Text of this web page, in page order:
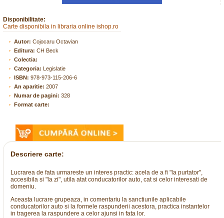
Disponibilitate:
Carte disponibila in libraria online ishop.ro
Autor: Cojocaru Octavian
Editura: CH Beck
Colectia:
Categoria: Legislatie
ISBN: 978-973-115-206-6
An aparitie: 2007
Numar de pagini: 328
Format carte:
Descriere carte:
Lucrarea de fata urmareste un interes practic: acela de a fi "la purtator",
accesibila si "la zi", utila atat conducatorilor auto, cat si celor interesati de
domeniu.
Aceasta lucrare grupeaza, in comentariu la sanctiunile aplicabile
conducatorilor auto si la formele raspunderii acestora, practica instantelor
in tragerea la raspundere a celor ajunsi in fata lor.